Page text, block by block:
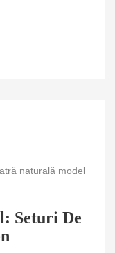
naturală model
Seturi De